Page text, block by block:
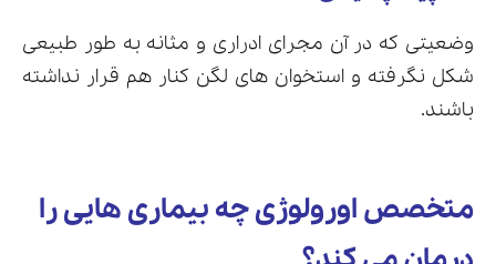
وضعیتی که در آن مجرای ادراری و مثانه به طور طبیعی
شکل نگرفته و استخوان های لگن کنار هم قرار نداشته
باشند.
متخصص اورولوژی چه بیماری هایی را